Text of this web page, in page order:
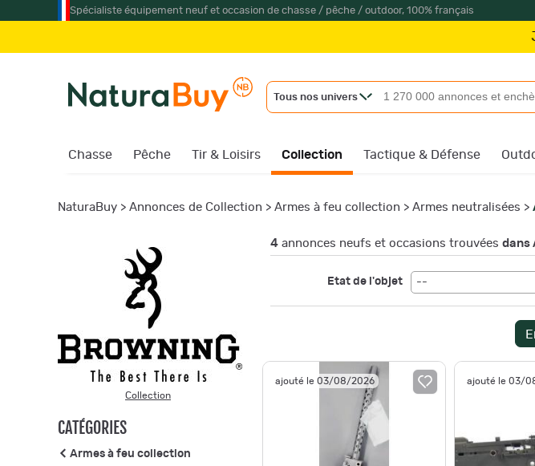
Spécialiste équipement neuf et occasion de chasse / pêche / outdoor, 100% français
Jumelles
Tous nos univers
Chasse Pêche Tir & Loisirs Collection Tactique & Défense
NaturaBuy > Annonces de Collection > Armes à feu collection > Armes neutralisées >
Collection
CATÉGORIES
Armes à feu collection
4 annonces neufs et occasions trouvées dans
Etat de l'objet --
ajouté le 03/08/2026 ajouté le 03/